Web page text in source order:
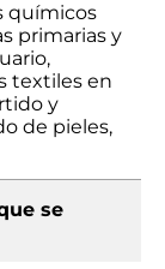
químicos
primarias y
textiles en
y
de pieles,
se